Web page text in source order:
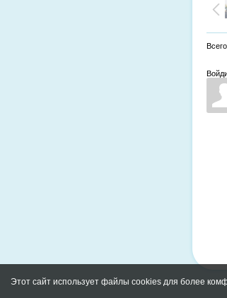
Этот сайт использует файлы cookies для более